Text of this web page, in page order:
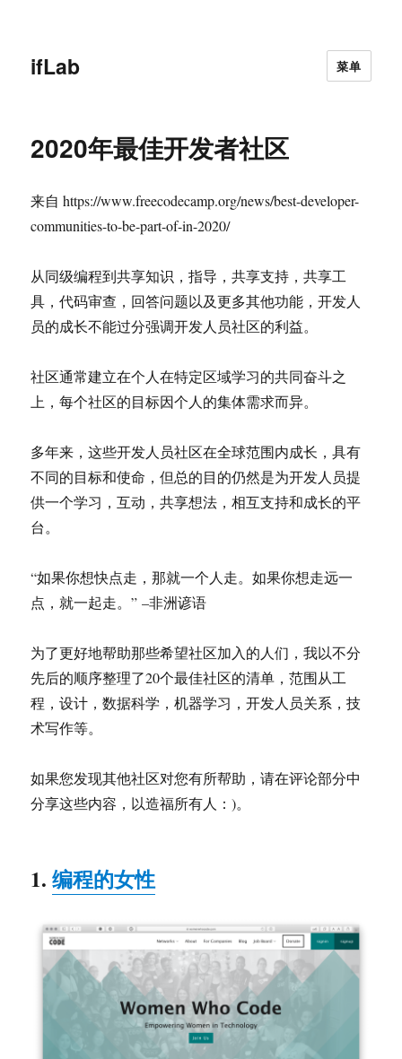
ifLab 菜单
2020年最佳开发者社区
来自 https://www.freecodecamp.org/news/best-developer-
communities-to-be-part-of-in-2020/
从同级编程到共享知识，指导，共享支持，共享工
具，代码审查，回答问题以及更多其他功能，开发人
员的成长不能过分强调开发人员社区的利益。
社区通常建立在个人在特定区域学习的共同奋斗之
上，每个社区的目标因个人的集体需求而异。
多年来，这些开发人员社区在全球范围内成长，具有
不同的目标和使命，但总的目的仍然是为开发人员提
供一个学习，互动，共享想法，相互支持和成长的平
台。
“如果你想快点走，那就一个人走。如果你想走远一
点，就一起走。” –非洲谚语
为了更好地帮助那些希望社区加入的人们，我以不分
先后的顺序整理了20个最佳社区的清单，范围从工
程，设计，数据科学，机器学习，开发人员关系，技
术写作等。
如果您发现其他社区对您有所帮助，请在评论部分中
分享这些内容，以造福所有人：)。
1.编程的女性